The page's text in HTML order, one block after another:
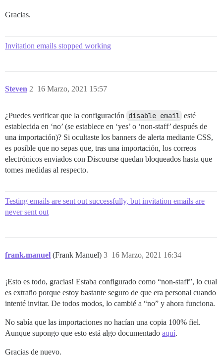
Gracias.
Invitation emails stopped working
Steven 16 Marzo, 2021 15:57
2
¿Puedes verificar que la configuración disable email esté
establecida en ‘no’ (se establece en ‘yes’ o ‘non-staff’ después de
una importación)? Si ocultaste los banners de alerta mediante CSS,
es posible que no sepas que, tras una importación, los correos
electrónicos enviados con Discourse quedan bloqueados hasta que
tomes medidas al respecto.
Testing emails are sent out successfully, but invitation emails are
never sent out
frank.manuel (Frank Manuel) 16 Marzo, 2021 16:34
3
¡Esto es todo, gracias! Estaba configurado como “non-staff”, lo cual
es extraño porque estoy bastante seguro de que era personal cuando
intenté invitar. De todos modos, lo cambié a “no” y ahora funciona.
No sabía que las importaciones no hacían una copia 100% fiel.
Aunque supongo que esto está algo documentado aquí.
Gracias de nuevo.